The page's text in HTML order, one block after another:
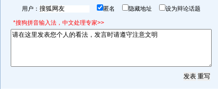
用户： 匿名 隐藏地址 设为辩论话题
*搜狗拼音输入法，中文处理专家>>